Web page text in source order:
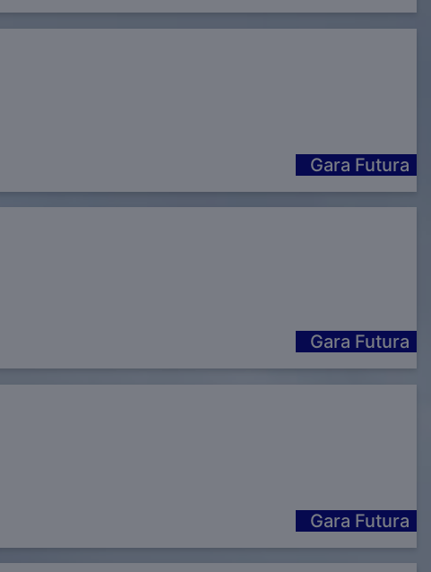
Gara Futura
Gara Futura
Gara Futura